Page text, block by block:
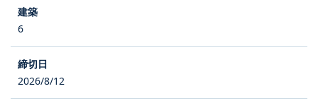
6
2026/8/12